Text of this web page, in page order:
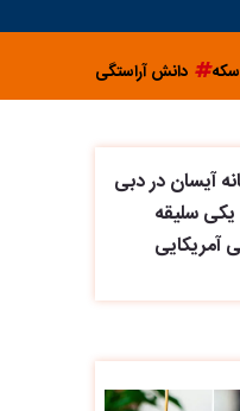
دانش آراستگی
آیسان در دبی
یکی سلیقه
آمریکایی